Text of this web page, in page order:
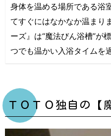
身体を温める場所である浴
てすぐにはなかなか温まり
ーズ』は“魔法びん浴槽”が
つでも温かい入浴タイムを
ＴＯＴＯ独自の【